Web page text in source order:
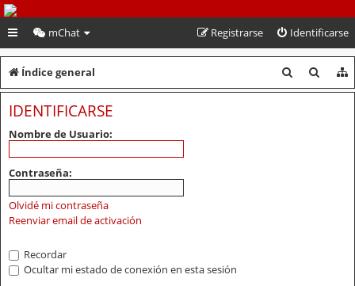
PeruVoley.com
mChat Identificarse
Registrarse
Índice general
u
u
IDENTIFICARSE
Nombre de Usuario:
Contraseña:
Olvidé mi contraseña
Reenviar email de activación
Recordar
Ocultar mi estado de conexión en esta sesión